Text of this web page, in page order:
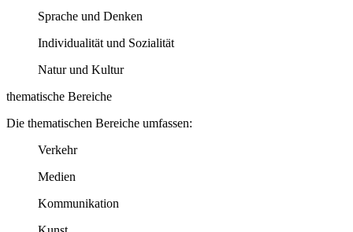
Sprache und Denken
Individualität und Sozialität
Natur und Kultur
thematische Bereiche
Die thematischen Bereiche umfassen:
Verkehr
Medien
Kommunikation